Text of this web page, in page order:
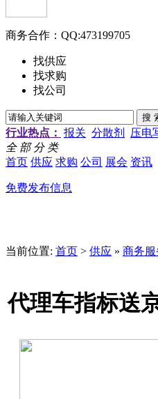
商务合作： QQ:473199705
找供应
找求购
找公司
行业热点： 报关 分散剂 压电
全 部 分 类
首页 供应 求购 公司 展会 资讯
免费发布信息
当前位置: 首页 > 供应 » 商务服
代理车指标送